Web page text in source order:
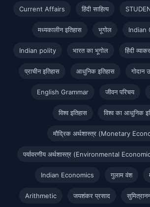
Current Affairs हिंदी साहित्य
मध्यकालीन इतिहास भूगोल Indian
Indian polity भारत का भूगोल हिंदी
प्राचीन इतिहास आधुनिक इतिहास गोदान
English Grammar जीवन परिचय
विश्व इतिहास विश्व का आधुनिक
मौद्रिक अर्थशास्त्र (Monetary
पर्यावरणीय अर्थशास्त्र (Environmental
Indian Economics गुलाम वंश
Arithmetic जयशंकर प्रसाद